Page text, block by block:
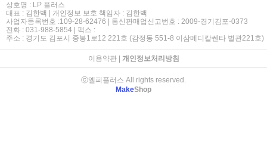
상호명 : LP 플러스
대표 : 김한백 | 개인정보 보호 책임자 : 김한백
사업자등록번호 :109-28-62476 | 통신판매업신고번호 : 2009-경기김포-0373
전화 : 031-988-5854 | 팩스 :
주소 : 경기도 김포시 중봉1로12 221호 (감정동 551-8 이삼메디칼쎈타 별관221호)
이용약관| 개인정보처리방침
ⓒ엘피플러스 All rights reserved.
MakeShop